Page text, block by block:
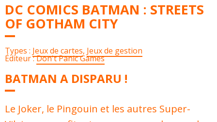
DC COMICS BATMAN : STREETS
OF GOTHAM CITY
Types : Jeux de cartes, Jeux de gestion
Éditeur :Don't Panic Games
BATMAN A DISPARU !
Le Joker, le Pingouin et les autres Super-